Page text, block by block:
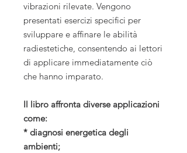
vibrazioni rilevate. Vengono
presentati esercizi specifici per
sviluppare e affinare le abilità
radiestetiche, consentendo ai lettori
di applicare immediatamente ciò
che hanno imparato.
Il libro affronta diverse applicazioni
come:
* diagnosi energetica degli
ambienti;